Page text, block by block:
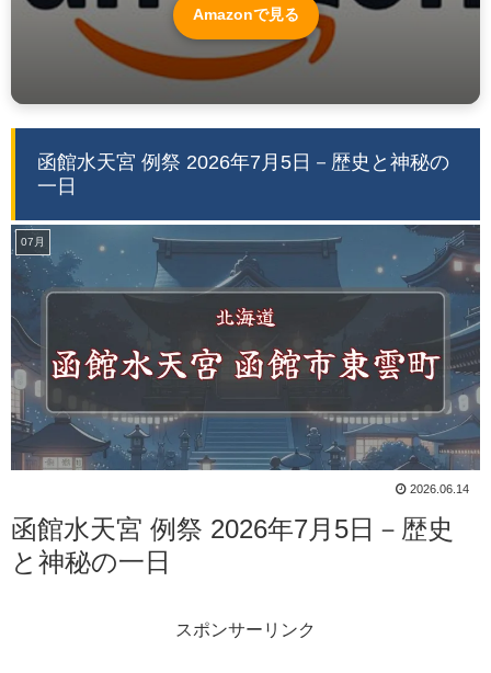
Amazonで見る
函館水天宮 例祭 2026年7月5日－歴史と神秘の
一日
07月
2026.06.14
函館水天宮 例祭 2026年7月5日－歴史
と神秘の一日
スポンサーリンク